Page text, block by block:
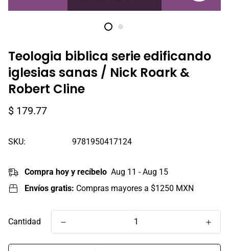
Teologia biblica serie edificando
iglesias sanas / Nick Roark &
Robert Cline
Precio
$ 179.77
SKU: 9781950417124
Compra hoy y recíbelo Aug 11 - Aug 15
Envíos gratis: Compras mayores a $1250 MXN
Cantidad